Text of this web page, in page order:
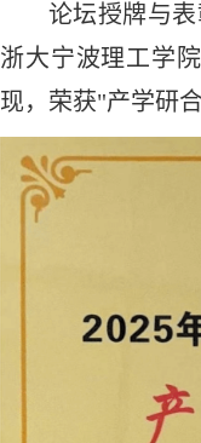
论坛授牌与
浙大宁波理工学
现，荣获"产学研